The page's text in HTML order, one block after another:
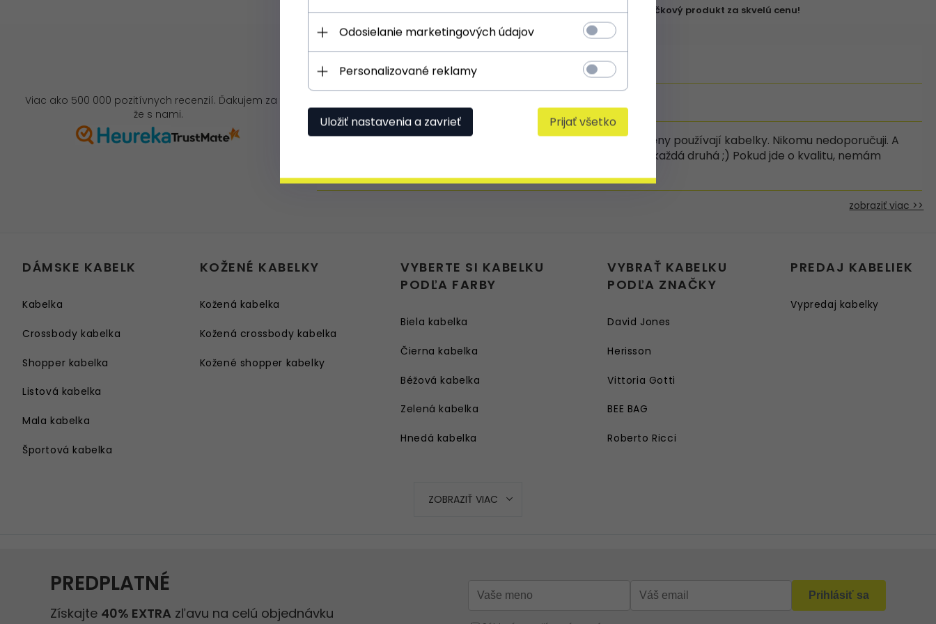
✔ Značkový produkt za skvelú cenu!
Viac ako 500 000 pozitívnych recenzií. Ďakujem za to,
že s nami.
super
Výrobek používám stejně jako všechny jiné ženy používají kabelky. Nikomu nedoporučuji. A
to proto, aby se nestalo, že by kabelku měla každá druhá ;) Pokud jde o kvalitu, nemám
zobraziť viac >>
DÁMSKE KABELK
Kabelka
Crossbody kabelka
Shopper kabelka
Listová kabelka
Mala kabelka
Športová kabelka
KOŽENÉ KABELKY
Kožená kabelka
Kožená crossbody kabelka
Kožené shopper kabelky
VYBERTE SI KABELKU
PODĽA FARBY
Biela kabelka
Čierna kabelka
Béžová kabelka
Zelená kabelka
Hnedá kabelka
Ružová kabelka
VYBRAŤ KABELKU
PODĽA ZNAČKY
David Jones
Herisson
Vittoria Gotti
BEE BAG
Roberto Ricci
PREDAJ KABELIEK
Vypredaj kabelky
ZOBRAZIŤ VIAC
Odosielanie marketingových údajov
Personalizované reklamy
Uložiť nastavenia a zavrieť Prijať všetko